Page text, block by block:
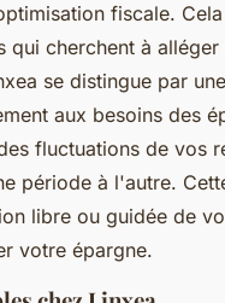
fiscale.
qui cherchent à
se distingue par une
aux besoins des
fluctuations de vos
période à l'autre.
libre ou guidée de
votre épargne.